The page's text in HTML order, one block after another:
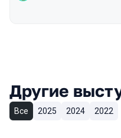
Другие
Все 2025 2024 2022